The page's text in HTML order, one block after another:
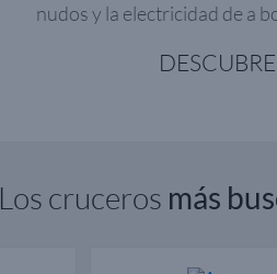
nudos y la electricidad de a
Los cruceros más